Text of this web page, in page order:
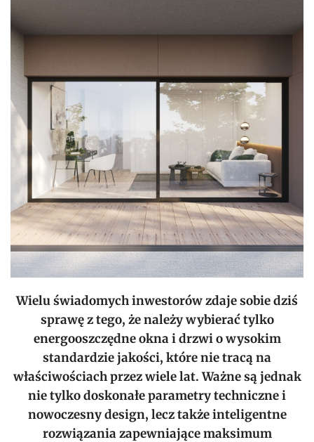
Wielu świadomych inwestorów zdaje sobie dziś
sprawę z tego, że należy wybierać tylko
energooszczędne okna i drzwi o wysokim
standardzie jakości, które nie tracą na
właściwościach przez wiele lat. Ważne są jednak
nie tylko doskonałe parametry techniczne i
nowoczesny design, lecz także inteligentne
rozwiązania zapewniające maksimum